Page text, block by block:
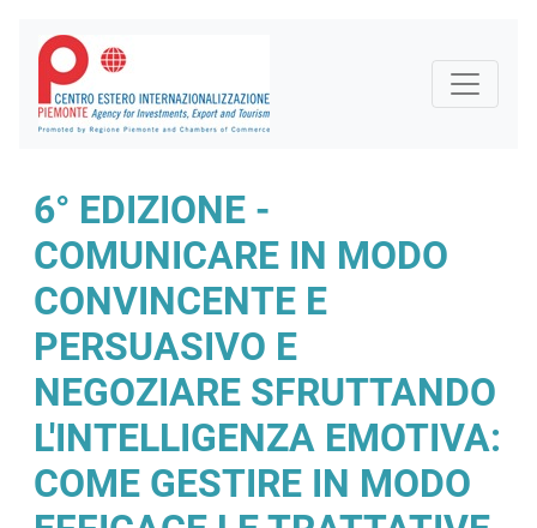
6° EDIZIONE -
COMUNICARE IN MODO
CONVINCENTE E
PERSUASIVO E
NEGOZIARE SFRUTTANDO
L'INTELLIGENZA EMOTIVA:
COME GESTIRE IN MODO